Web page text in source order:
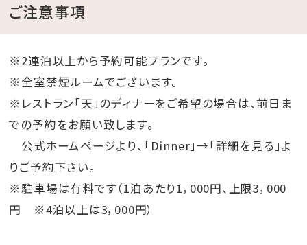
ご注意事項
※2連泊以上から予約可能プランです。
※全室禁煙ルームでございます。
※レストラン「天」のディナーをご希望の場合は、前日ま
での予約をお願い致します。
公式ホームページより、「Dinner」→「詳細を見る」よ
りご予約下さい。
※駐車場は有料です（1泊あたり1，000円、上限3，000
円 ※4泊以上は3，000円）